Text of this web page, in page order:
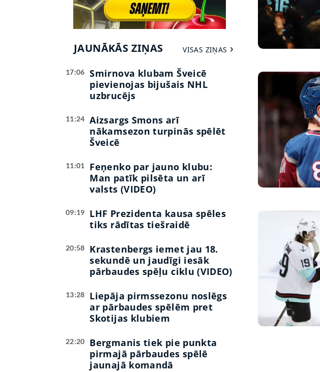
JAUNĀKĀS ZIŅAS VISAS ZIŅAS
17:06
Smirnova klubam Šveicē
pievienojas bijušais NHL
uzbrucējs
11:24
Aizsargs Smons arī
nākamsezon turpinās spēlēt
Šveicē
11:01
Feņenko par jauno klubu:
Man patīk pilsēta un arī
valsts (VIDEO)
09:19
LHF Prezidenta kausa spēles
tiks rādītas tiešraidē
20:58
Krastenbergs iemet jau 18.
sekundē un jaudīgi iesāk
pārbaudes spēļu ciklu (VIDEO)
13:28
Liepāja pirmssezonu noslēgs
ar pārbaudes spēlēm pret
Skotijas klubiem
22:20
Bergmanis tiek pie punkta
pirmajā pārbaudes spēlē
jaunajā komandā